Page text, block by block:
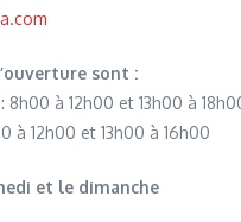
sont :
8h00 à 12h00 et 13h00 à
à 12h00 et 13h00 à 16h00
et le dimanche